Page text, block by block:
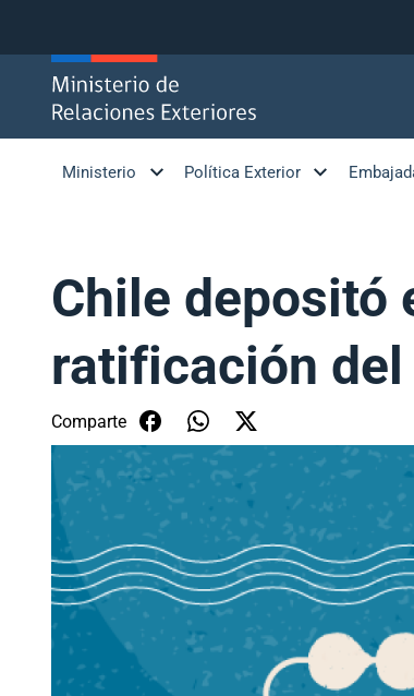
Ministerio Política Exterior
Chile depositó
ratificación del
Comparte